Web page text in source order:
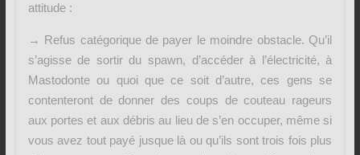
attitude :
→ Refus catégorique de payer le moindre obstacle. Qu’il
s’agisse de sortir du spawn, d’accéder à l’électricité, à
Mastodonte ou quoi que ce soit d’autre, ces gens se
contenteront de donner des coups de couteau rageurs
aux portes et aux débris au lieu de s’en occuper, même si
vous avez tout payé jusque là ou qu’ils sont trois fois plus